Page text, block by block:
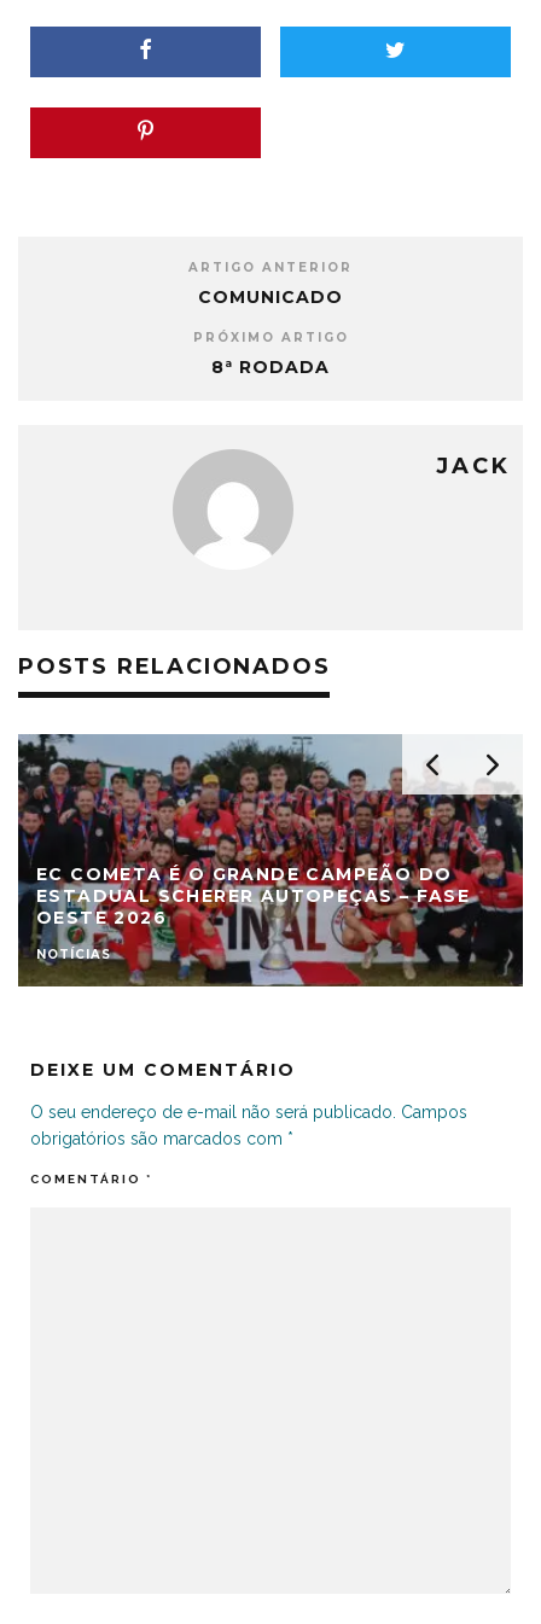
ARTIGO ANTERIOR
COMUNICADO
PRÓXIMO ARTIGO
8ª RODADA
JACK
POSTS RELACIONADOS
EC COMETA É O GRANDE CAMPEÃO DO
ESTADUAL SCHERER AUTOPEÇAS – FASE
OESTE 2026
NOTÍCIAS
DEIXE UM COMENTÁRIO
O seu endereço de e-mail não será publicado. Campos
obrigatórios são marcados com *
COMENTÁRIO *